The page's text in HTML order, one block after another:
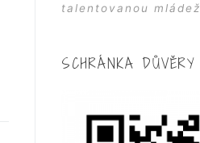
talentovanou mládež
SCHRÁNKA DŮVĚRY